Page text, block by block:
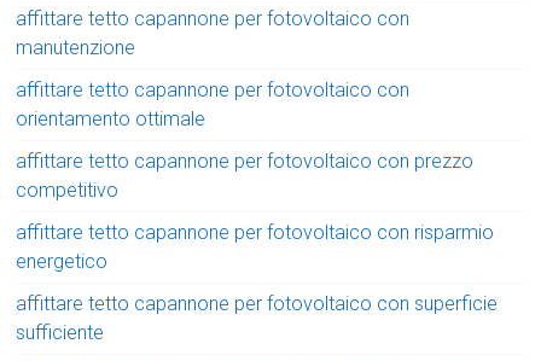
affittare tetto capannone per fotovoltaico con
manutenzione
affittare tetto capannone per fotovoltaico con
orientamento ottimale
affittare tetto capannone per fotovoltaico con prezzo
competitivo
affittare tetto capannone per fotovoltaico con risparmio
energetico
affittare tetto capannone per fotovoltaico con superficie
sufficiente